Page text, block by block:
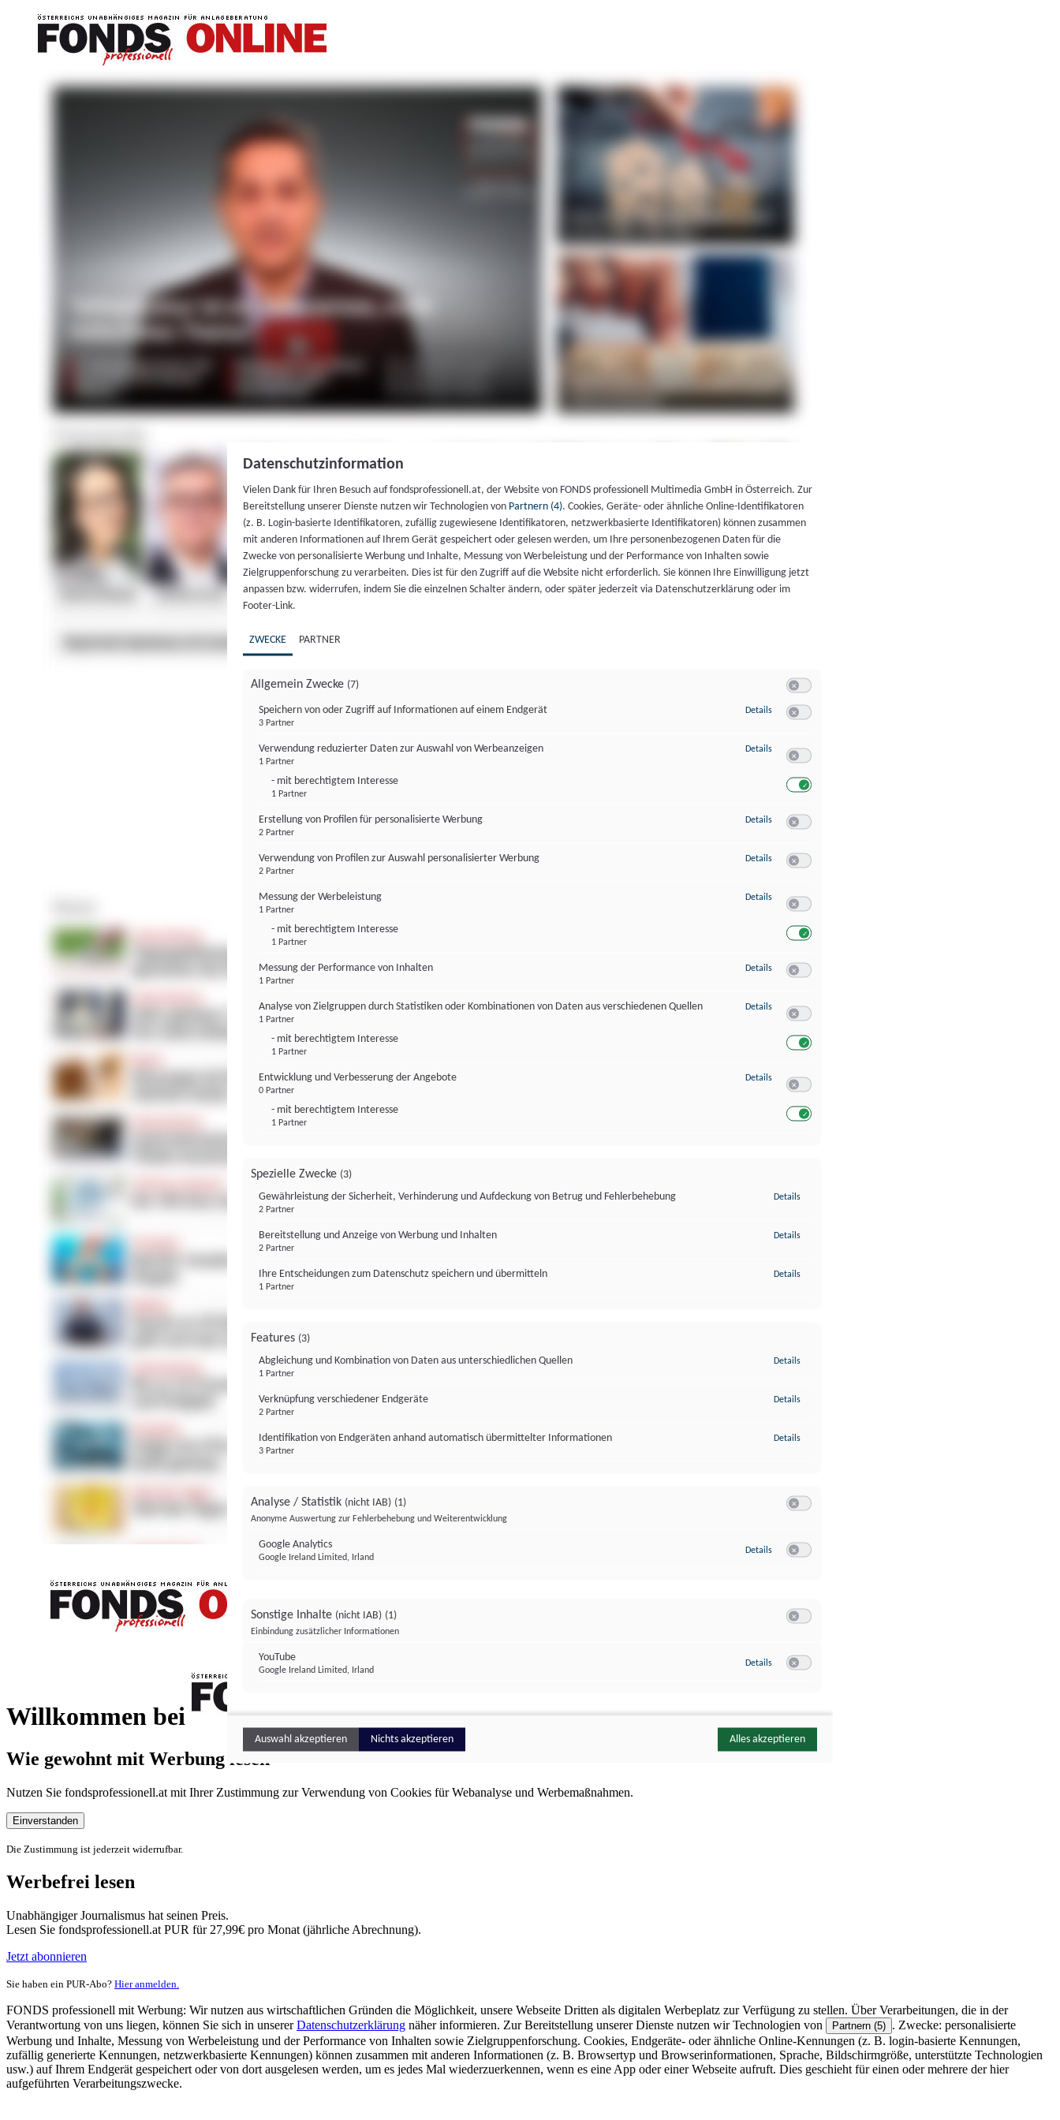
Willkommen bei
FONDS professionell
Wie gewohnt mit Werbung lesen
Nutzen Sie fondsprofessionell.at mit Ihrer Zustimmung zur Verwendung von Cookies für Webanalyse und Werbemaßnahmen.
Einverstanden
Die Zustimmung ist jederzeit widerrufbar.
Werbefrei lesen
Unabhängiger Journalismus hat seinen Preis.
Lesen Sie fondsprofessionell.at PUR für 27,99€ pro Monat (jährliche Abrechnung).
Jetzt abonnieren
Sie haben ein PUR-Abo? Hier anmelden.
FONDS professionell mit Werbung: Wir nutzen aus wirtschaftlichen Gründen die Möglichkeit, unsere Webseite Dritten als digitalen Werbeplatz zur Verfügung zu stellen. Über Verarbeitungen, die in der
Verantwortung von uns liegen, können Sie sich in unsererDatenschutzerklärung näher informieren. Zur Bereitstellung unserer Dienste nutzen wir Technologien von Partnern (5) . Zwecke: personalisierte
Werbung und Inhalte, Messung von Werbeleistung und der Performance von Inhalten sowie Zielgruppenforschung. Cookies, Endgeräte- oder ähnliche Online-Kennungen (z. B. login-basierte Kennungen,
zufällig generierte Kennungen, netzwerkbasierte Kennungen) können zusammen mit anderen Informationen (z. B. Browsertyp und Browserinformationen, Sprache, Bildschirmgröße, unterstützte Technologien
usw.) auf Ihrem Endgerät gespeichert oder von dort ausgelesen werden, um es jedes Mal wiederzuerkennen, wenn es eine App oder einer Webseite aufruft. Dies geschieht für einen oder mehrere der hier
aufgeführten Verarbeitungszwecke.
Datenschutzinformation
Vielen Dank für Ihren Besuch auf fondsprofessionell.at, der Website von FONDS professionell Multimedia GmbH in Österreich. Zur
Bereitstellung unserer Dienste nutzen wir Technologien von Partnern (4). Cookies, Geräte- oder ähnliche Online-Identifikatoren
(z. B. Login-basierte Identifikatoren, zufällig zugewiesene Identifikatoren, netzwerkbasierte Identifikatoren) können zusammen
mit anderen Informationen auf Ihrem Gerät gespeichert oder gelesen werden, um Ihre personenbezogenen Daten für die
Zwecke von personalisierte Werbung und Inhalte, Messung von Werbeleistung und der Performance von Inhalten sowie
Zielgruppenforschung zu verarbeiten. Dies ist für den Zugriff auf die Website nicht erforderlich. Sie können Ihre Einwilligung jetzt
anpassen bzw. widerrufen, indem Sie die einzelnen Schalter ändern, oder später jederzeit via Datenschutzerklärung oder im
Footer-Link.
ZWECKE PARTNER
Allgemein Zwecke (7)
Speichern von oder Zugriff auf Informationen auf einem Endgerät
3 Partner
Details zu Speichern von oder Zugriff auf Informationen auf einem Endgerät
Verwendung reduzierter Daten zur Auswahl von Werbeanzeigen
1 Partner
- mit berechtigtem Interesse
1 Partner
Details zu Verwendung reduzierter Daten zur Auswahl von Werbeanzeigen
Erstellung von Profilen für personalisierte Werbung
2 Partner
Details zu Erstellung von Profilen für personalisierte Werbung
Verwendung von Profilen zur Auswahl personalisierter Werbung
2 Partner
Details zu Verwendung von Profilen zur Auswahl personalisierter Werbung
Messung der Werbeleistung
1 Partner
- mit berechtigtem Interesse
1 Partner
Details zu Messung der Werbeleistung
Messung der Performance von Inhalten
1 Partner
Details zu Messung der Performance von Inhalten
Analyse von Zielgruppen durch Statistiken oder Kombinationen von Daten aus verschiedenen Quellen
1 Partner
- mit berechtigtem Interesse
1 Partner
Details zu Analyse von Zielgruppen durch Statistiken oder Kombinationen von
Entwicklung und Verbesserung der Angebote
0 Partner
- mit berechtigtem Interesse
1 Partner
Details zu Entwicklung und Verbesserung der Angebote
Spezielle Zwecke (3)
Gewährleistung der Sicherheit, Verhinderung und Aufdeckung von Betrug und Fehlerbehebung
2 Partner
Details
Bereitstellung und Anzeige von Werbung und Inhalten
2 Partner
Details
Ihre Entscheidungen zum Datenschutz speichern und übermitteln
1 Partner
Details
Features (3)
Abgleichung und Kombination von Daten aus unterschiedlichen Quellen
1 Partner
Details
Verknüpfung verschiedener Endgeräte
2 Partner
Details
Identifikation von Endgeräten anhand automatisch übermittelter Informationen
3 Partner
Details
Analyse / Statistik (nicht IAB) (1)
Anonyme Auswertung zur Fehlerbehebung und Weiterentwicklung
Google Analytics
Google Ireland Limited, Irland
Details zu Google Analytics
Sonstige Inhalte (nicht IAB) (1)
Einbindung zusätzlicher Informationen
YouTube
Google Ireland Limited, Irland
Details zu YouTube
Auswahl akzeptieren Nichts akzeptieren Alles akzeptieren